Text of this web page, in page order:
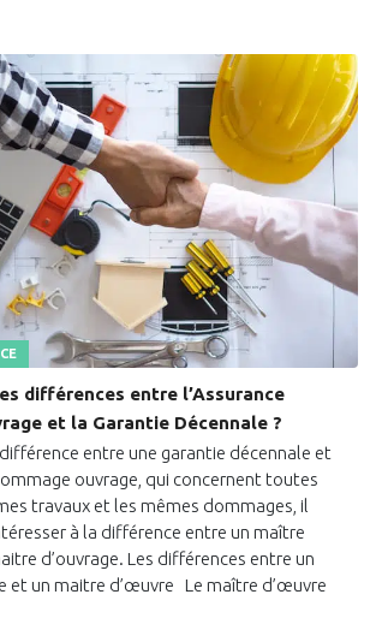
différences entre l’Assurance
et la Garantie Décennale ?
entre une garantie décennale et
ouvrage, qui concernent toutes
travaux et les mêmes dommages, il
à la différence entre un maître
d’ouvrage. Les différences entre un
et un maitre d’œuvre Le maître d’œuvre